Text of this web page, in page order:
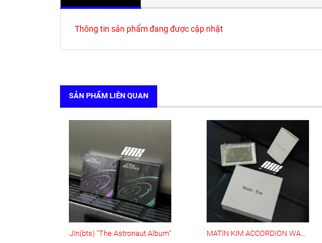
Thông tin sản phẩm đang được cập nhật
SẢN PHẨM LIÊN QUAN
JIn(bts) "The Astronaut Album" MATIN KIM ACCORDION WALLET